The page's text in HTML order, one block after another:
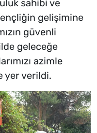
sahibi ve
gelişimine
güvenli
geleceğe
azimle
yer verildi.